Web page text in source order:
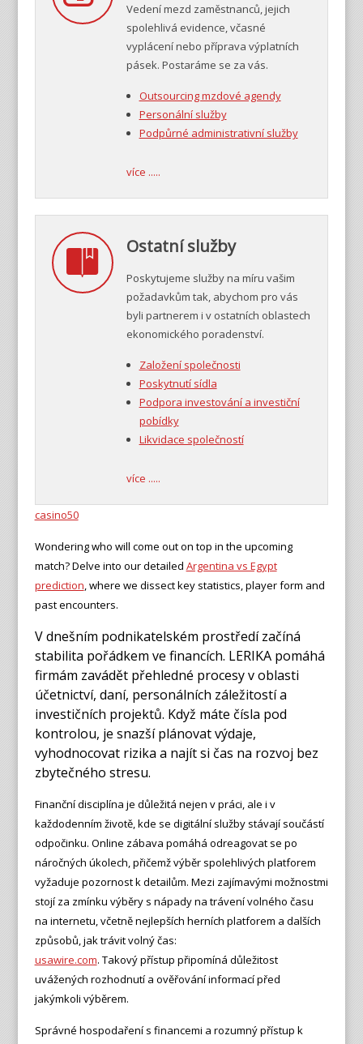
Vedení mezd zaměstnanců, jejich
spolehlivá evidence, včasné
vyplácení nebo příprava výplatních
pásek. Postaráme se za vás.
Outsourcing mzdové agendy
Personální služby
Podpůrné administrativní služby
více .....
Ostatní služby
Poskytujeme služby na míru vašim
požadavkům tak, abychom pro vás
byli partnerem i v ostatních oblastech
ekonomického poradenství.
Založení společnosti
Poskytnutí sídla
Podpora investování a investiční
pobídky
Likvidace společností
více .....
casino50
Wondering who will come out on top in the upcoming
match? Delve into our detailed Argentina vs Egypt
prediction, where we dissect key statistics, player form and
past encounters.
V dnešním podnikatelském prostředí začíná
stabilita pořádkem ve financích. LERIKA pomáhá
firmám zavádět přehledné procesy v oblasti
účetnictví, daní, personálních záležitostí a
investičních projektů. Když máte čísla pod
kontrolou, je snazší plánovat výdaje,
vyhodnocovat rizika a najít si čas na rozvoj bez
zbytečného stresu.
Finanční disciplína je důležitá nejen v práci, ale i v
každodenním životě, kde se digitální služby stávají součástí
odpočinku. Online zábava pomáhá odreagovat se po
náročných úkolech, přičemž výběr spolehlivých platforem
vyžaduje pozornost k detailům. Mezi zajímavými možnostmi
stojí za zmínku výběry s nápady na trávení volného času
na internetu, včetně nejlepších herních platforem a dalších
způsobů, jak trávit volný čas:
usawire.com. Takový přístup připomíná důležitost
uvážených rozhodnutí a ověřování informací před
jakýmkoli výběrem.
Správné hospodaření s financemi a rozumný přístup k